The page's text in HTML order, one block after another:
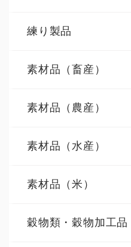
練り製品
素材品（畜産）
素材品（農産）
素材品（水産）
素材品（米）
穀物類・穀物加工品